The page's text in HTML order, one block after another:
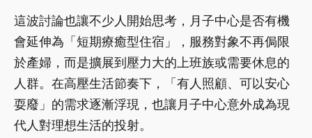
這波討論也讓不少人開始思考，月子中心是否有機
會延伸為「短期療癒型住宿」，服務對象不再侷限
於產婦，而是擴展到壓力大的上班族或需要休息的
人群。在高壓生活節奏下，「有人照顧、可以安心
耍廢」的需求逐漸浮現，也讓月子中心意外成為現
代人對理想生活的投射。